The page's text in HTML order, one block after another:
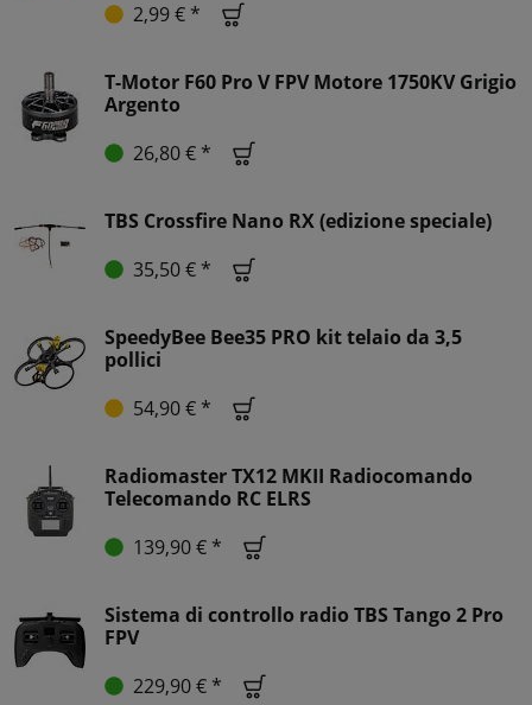
2,99 € *
T-Motor F60 Pro V FPV Motore 1750KV Grigio
Argento
26,80 € *
TBS Crossfire Nano RX (edizione speciale)
35,50 € *
SpeedyBee Bee35 PRO kit telaio da 3,5
pollici
54,90 € *
Radiomaster TX12 MKII Radiocomando
Telecomando RC ELRS
139,90 € *
Sistema di controllo radio TBS Tango 2 Pro
FPV
229,90 € *